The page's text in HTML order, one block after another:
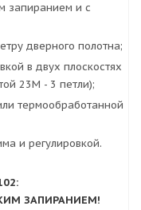
запиранием и с
дверного полотна;
в двух плоскостях
23М - 3 петли);
термообработанной
и регулировкой.
ЗАПИРАНИЕМ!